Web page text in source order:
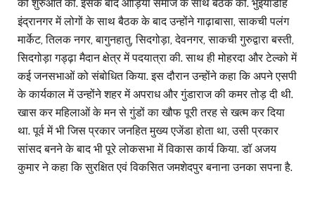
की शुरुआत की. इसके बाद ओड़िया समाज के साथ बैठक की. भुइयांडीह
इंद्रानगर में लोगों के साथ बैठक के बाद उन्होंने गाढ़ाबासा, साकची पलंग
मार्केट, तिलक नगर, बागुनहातु, सिदगोड़ा, देवनगर, साकची गुरुद्वारा बस्ती,
सिदगोड़ा गड्ढ़ा मैदान क्षेत्र में पदयात्रा की. साथ ही मोहरदा और टेल्को में
कई जनसभाओं को संबोधित किया. इस दौरान उन्होंने कहा कि अपने एसपी
के कार्यकाल में उन्होंने शहर में अपराध और गुंडाराज की कमर तोड़ दी थी.
खास कर महिलाओं के मन से गुंडों का खौफ पूरी तरह से खत्म कर दिया
था. पूर्व में भी जिस प्रकार जनहित मुख्य एजेंडा होता था, उसी प्रकार
सांसद बनने के बाद भी पूरे लोकसभा में विकास कार्य किया. डॉ अजय
कुमार ने कहा कि सुरक्षित एवं विकसित जमशेदपुर बनाना उनका सपना है.